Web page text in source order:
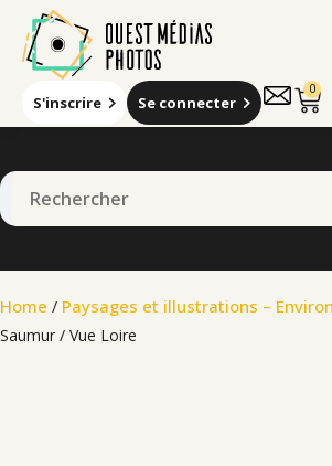
S'inscrire Se connecter
0
Home / Paysages et illustrations –
Saumur / Vue Loire